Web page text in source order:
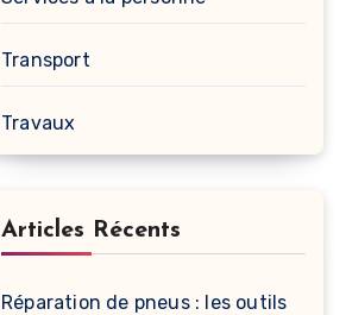
Transport
Travaux
Articles Récents
Réparation de pneus : les outils